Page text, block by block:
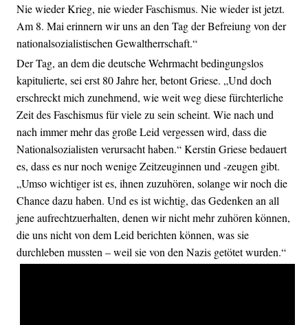
Nie wieder Krieg, nie wieder Faschismus. Nie wieder ist jetzt.
Am 8. Mai erinnern wir uns an den Tag der Befreiung von der
nationalsozialistischen Gewaltherrschaft.“
Der Tag, an dem die deutsche Wehrmacht bedingungslos
kapitulierte, sei erst 80 Jahre her, betont Griese. „Und doch
erschreckt mich zunehmend, wie weit weg diese fürchterliche
Zeit des Faschismus für viele zu sein scheint. Wie nach und
nach immer mehr das große Leid vergessen wird, dass die
Nationalsozialisten verursacht haben.“ Kerstin Griese bedauert
es, dass es nur noch wenige Zeitzeuginnen und -zeugen gibt.
„Umso wichtiger ist es, ihnen zuzuhören, solange wir noch die
Chance dazu haben. Und es ist wichtig, das Gedenken an all
jene aufrechtzuerhalten, denen wir nicht mehr zuhören können,
die uns nicht von dem Leid berichten können, was sie
durchleben mussten – weil sie von den Nazis getötet wurden.“